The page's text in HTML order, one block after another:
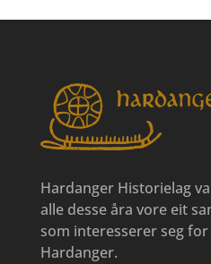
Hardanger Historielag
alle desse åra vore eit
som interesserer seg
Hardanger.